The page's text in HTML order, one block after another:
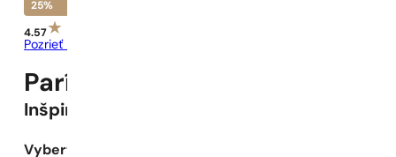
25%
4.57
Pozrieť recenzie
Parížske Parfumy N° 48 -
Inšpirované
Vyberte objem: